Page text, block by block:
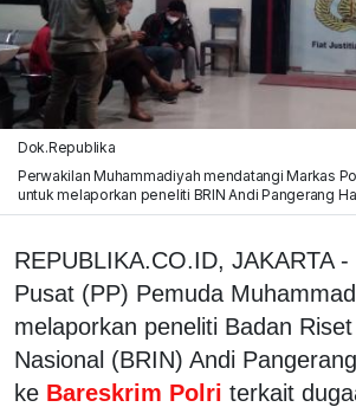
Dok.Republika
Perwakilan Muhammadiyah mendatangi Markas
untuk melaporkan peneliti BRIN Andi Pangerang
REPUBLIKA.CO.ID, JAKARTA
Pusat (PP) Pemuda
melaporkan peneliti Badan
Nasional (BRIN) Andi
ke Bareskrim Polri terkait